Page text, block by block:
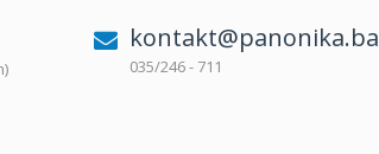
kontakt@panonika.ba
035/246 - 711